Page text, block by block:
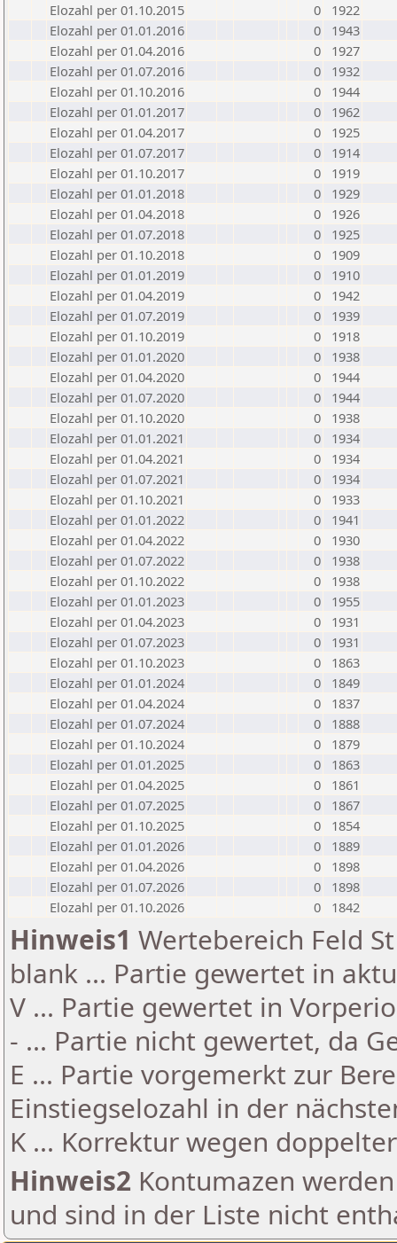
Elozahl per 01.10.2015
0
1922
Elozahl per 01.01.2016
0
1943
Elozahl per 01.04.2016
0
1927
Elozahl per 01.07.2016
0
1932
Elozahl per 01.10.2016
0
1944
Elozahl per 01.01.2017
0
1962
Elozahl per 01.04.2017
0
1925
Elozahl per 01.07.2017
0
1914
Elozahl per 01.10.2017
0
1919
Elozahl per 01.01.2018
0
1929
Elozahl per 01.04.2018
0
1926
Elozahl per 01.07.2018
0
1925
Elozahl per 01.10.2018
0
1909
Elozahl per 01.01.2019
0
1910
Elozahl per 01.04.2019
0
1942
Elozahl per 01.07.2019
0
1939
Elozahl per 01.10.2019
0
1918
Elozahl per 01.01.2020
0
1938
Elozahl per 01.04.2020
0
1944
Elozahl per 01.07.2020
0
1944
Elozahl per 01.10.2020
0
1938
Elozahl per 01.01.2021
0
1934
Elozahl per 01.04.2021
0
1934
Elozahl per 01.07.2021
0
1934
Elozahl per 01.10.2021
0
1933
Elozahl per 01.01.2022
0
1941
Elozahl per 01.04.2022
0
1930
Elozahl per 01.07.2022
0
1938
Elozahl per 01.10.2022
0
1938
Elozahl per 01.01.2023
0
1955
Elozahl per 01.04.2023
0
1931
Elozahl per 01.07.2023
0
1931
Elozahl per 01.10.2023
0
1863
Elozahl per 01.01.2024
0
1849
Elozahl per 01.04.2024
0
1837
Elozahl per 01.07.2024
0
1888
Elozahl per 01.10.2024
0
1879
Elozahl per 01.01.2025
0
1863
Elozahl per 01.04.2025
0
1861
Elozahl per 01.07.2025
0
1867
Elozahl per 01.10.2025
0
1854
Elozahl per 01.01.2026
0
1889
Elozahl per 01.04.2026
0
1898
Elozahl per 01.07.2026
0
1898
Elozahl per 01.10.2026
0 1842
Hinweis1 Wertebereich Feld
blank ... Partie gewertet in
V ... Partie gewertet in
- ... Partie nicht gewertet, da
E ... Partie vorgemerkt zur
Einstiegselozahl in der
K ... Korrektur wegen
Hinweis2 Kontumazen
und sind in der Liste nicht